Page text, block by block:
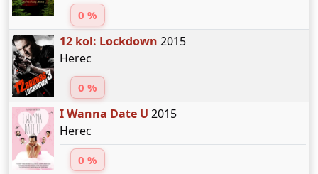
0 %
12 kol: Lockdown 2015
Herec
0 %
I Wanna Date U 2015
Herec
0 %